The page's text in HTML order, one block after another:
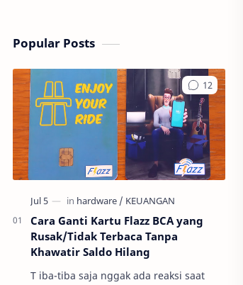
Popular Posts
Cara Ganti Kartu Flazz BCA yang
Rusak/Tidak Terbaca Tanpa
Khawatir Saldo Hilang
T iba-tiba saja nggak ada reaksi saat